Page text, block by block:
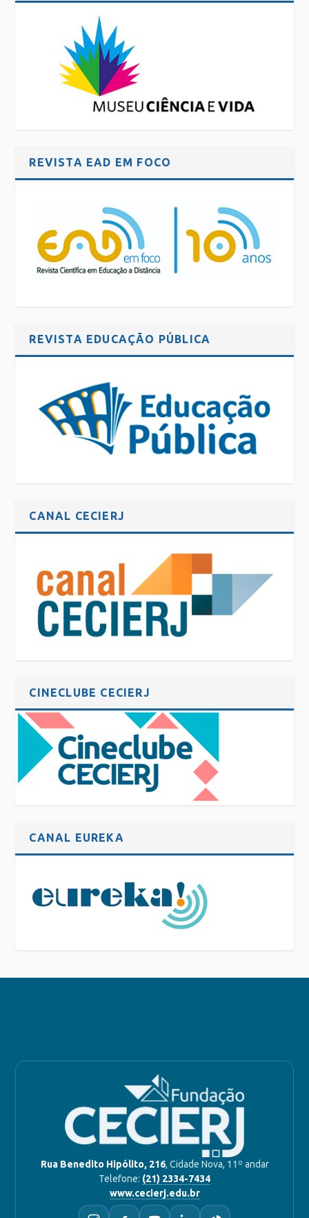
REVISTA EAD EM FOCO
REVISTA EDUCAÇÃO PÚBLICA
CANAL CECIERJ
CINECLUBE CECIERJ
CANAL EUREKA
Rua Benedito Hipólito, 216, Cidade Nova, 11º andar
Telefone: (21) 2334-7434
www.cecierj.edu.br